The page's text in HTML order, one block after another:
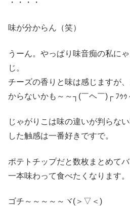
・・・・
味が分からん（笑）
うーん。やっぱり味音痴の私に
じ。
チーズの香りと味は感じますが
からないかも～～┐(￣ヘ￣)┌ ﾌｩｩ
じゃがりこは味の違いが判らな
した触感は一番好きですで。
ポテトチップだと数枚まとめて
一本味わって食べたくなります。
ゴチ～～～～～ヾ(＞▽＜)